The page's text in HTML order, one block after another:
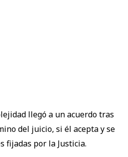
llegó a un acuerdo tras
del juicio, si él acepta y se
fijadas por la Justicia.